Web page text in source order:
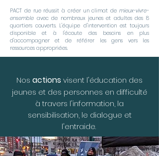
PACT de rue réussit à créer un climat de mieux-vivre-
ensemble avec de nombreux jeunes et adultes des 8
quartiers couverts. L'équipe d'intervention est toujours
disponible et à l'écoute des besoins en plus
d'accompagner et de référer les gens vers les
ressources appropriées.
Nos actions visent l'éducation des
jeunes et des personnes en difficulté
à travers l'information, la
sensibilisation, le dialogue et
l'entraide.